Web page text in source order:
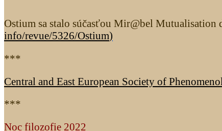
Ostium sa stalo súčasťou Mir@bel Mutualisation
info/revue/5326/Ostium)
***
Central and East European Society of
***
Noc filozofie 2022